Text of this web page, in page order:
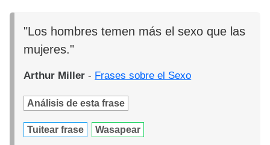
"Los hombres temen más el sexo que las
mujeres."
Arthur Miller - Frases sobre el Sexo
Análisis de esta frase
Tuitear frase Wasapear